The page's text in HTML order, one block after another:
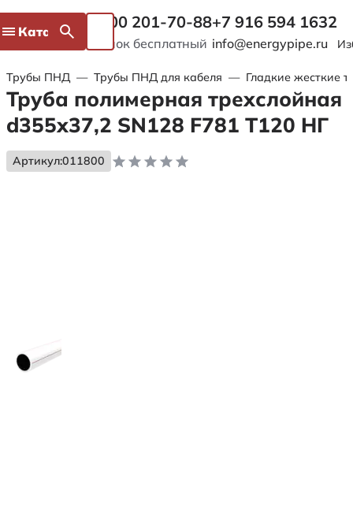
Каталог 8 800 201-70-88
Звонок бесплатный
+7 916 594 1632
info@energypipe.ru
Трубы ПНД — Трубы ПНД для кабеля — Гладкие жесткие
Труба полимерная трехслойная
d355х37,2 SN128 F781 Т120 НГ
Артикул:011800